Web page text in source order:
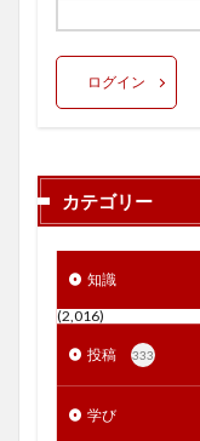
ログイン
カテゴリー
知識
(2,016)
投稿 333
学び